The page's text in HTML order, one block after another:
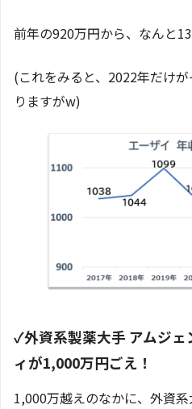
前年の920万円から、なんと
(これをみると、2022年だけ
りますがw)
✓外資系製薬大手 アムジェ
ィが1,000万円ごえ！
1,000万越えのなかに、外資